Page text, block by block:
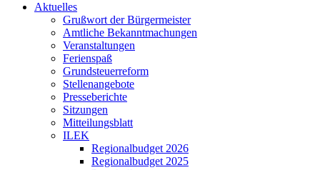
Aktuelles
Grußwort der Bürgermeister
Amtliche Bekanntmachungen
Veranstaltungen
Ferienspaß
Grundsteuerreform
Stellenangebote
Presseberichte
Sitzungen
Mitteilungsblatt
ILEK
Regionalbudget 2026
Regionalbudget 2025